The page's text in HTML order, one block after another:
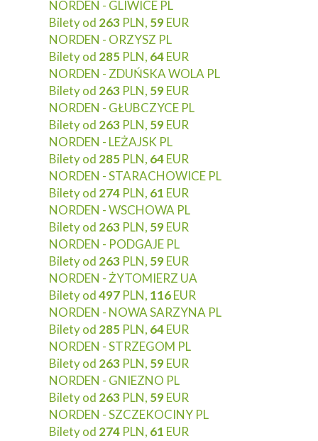
NORDEN - GLIWICE PL
Bilety od 263 PLN, 59EUR
NORDEN - ORZYSZ PL
Bilety od 285 PLN, 64EUR
NORDEN - ZDUŃSKA WOLA PL
Bilety od 263 PLN, 59EUR
NORDEN - GŁUBCZYCE PL
Bilety od 263 PLN, 59EUR
NORDEN - LEŻAJSK PL
Bilety od 285 PLN, 64EUR
NORDEN - STARACHOWICE PL
Bilety od 274 PLN, 61 EUR
NORDEN - WSCHOWA PL
Bilety od 263 PLN, 59EUR
NORDEN - PODGAJE PL
Bilety od 263 PLN, 59EUR
NORDEN - ŻYTOMIERZ UA
Bilety od497 PLN, 116EUR
NORDEN - NOWA SARZYNA PL
Bilety od 285 PLN, 64EUR
NORDEN - STRZEGOM PL
Bilety od 263 PLN, 59EUR
NORDEN - GNIEZNO PL
Bilety od 263 PLN, 59EUR
NORDEN - SZCZEKOCINY PL
Bilety od 274 PLN, 61 EUR